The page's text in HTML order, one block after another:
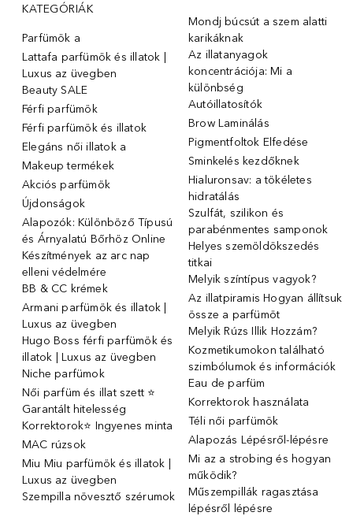
KATEGÓRIÁK
Parfümök ️a
Lattafa parfümök és illatok |
Luxus az üvegben
Beauty SALE
Férfi parfümök
Férfi parfümök és illatok
Elegáns női illatok ️a
Makeup termékek
Akciós parfümök
Újdonságok
Alapozók: Különböző Típusú
és Árnyalatú Bőrhöz Online
Készítmények az arc nap
elleni védelmére
BB & CC krémek
Armani parfümök és illatok |
Luxus az üvegben
Hugo Boss férfi parfümök és
illatok | Luxus az üvegben
Niche parfümok
Női parfüm és illat szett ⭐
Garantált hitelesség
Korrektorok⭐ Ingyenes minta
MAC rúzsok
Miu Miu parfümök és illatok |
Luxus az üvegben
Szempilla növesztő szérumok
Mondj búcsút a szem alatti
karikáknak
Az illatanyagok
koncentrációja: Mi a
különbség
Autóillatosítók
Brow Laminálás
Pigmentfoltok Elfedése
Sminkelés kezdőknek
Hialuronsav: a tökéletes
hidratálás
Szulfát, szilikon és
parabénmentes samponok
Helyes szemöldökszedés
titkai
Melyik színtípus vagyok?
Az illatpiramis Hogyan állítsuk
össze a parfümöt
Melyik Rúzs Illik Hozzám?
Kozmetikumokon található
szimbólumok és információk
Eau de parfüm
Korrektorok használata
Téli női parfümök
Alapozás Lépésről-lépésre
Mi az a strobing és hogyan
működik?
Műszempillák ragasztása
lépésről lépésre